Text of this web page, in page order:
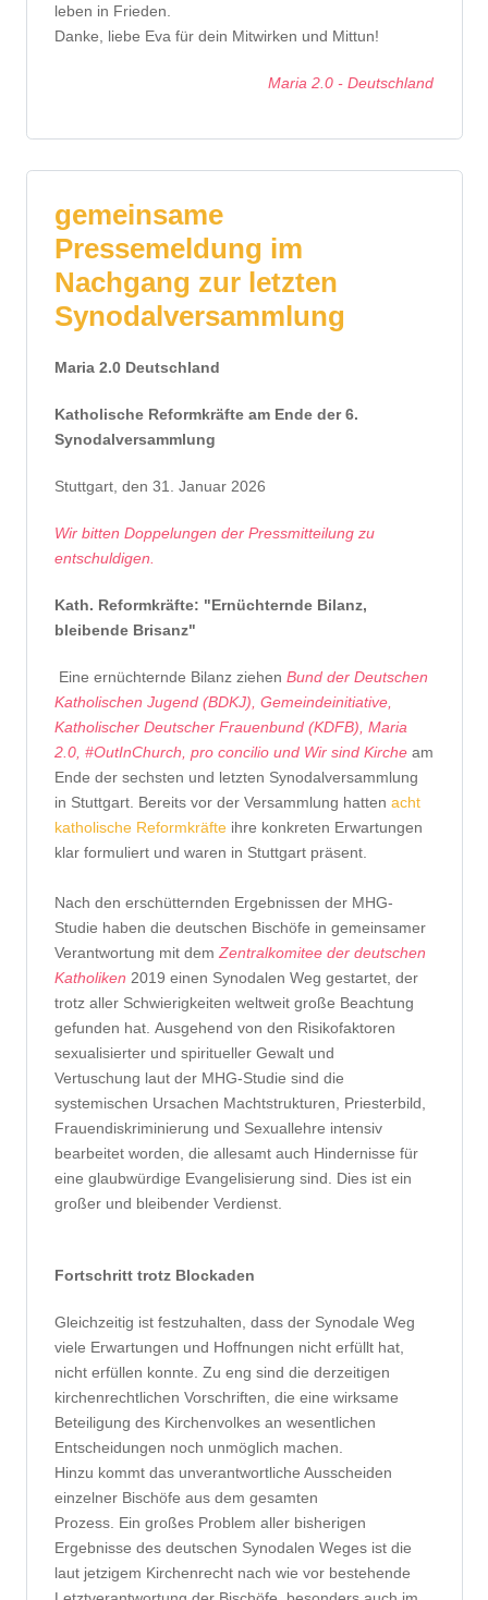
leben in Frieden.
Danke, liebe Eva für dein Mitwirken und Mittun!
Maria 2.0 - Deutschland
gemeinsame
Pressemeldung im
Nachgang zur letzten
Synodalversammlung
Maria 2.0 Deutschland
Katholische Reformkräfte am Ende der 6.
Synodalversammlung
Stuttgart, den 31. Januar 2026
Wir bitten Doppelungen der Pressmitteilung zu
entschuldigen.
Kath. Reformkräfte: "Ernüchternde Bilanz,
bleibende Brisanz"
Eine ernüchternde Bilanz ziehen Bund der Deutschen
Katholischen Jugend (BDKJ), Gemeindeinitiative,
Katholischer Deutscher Frauenbund (KDFB), Maria
2.0, #OutInChurch, pro concilio und Wir sind Kirche am
Ende der sechsten und letzten Synodalversammlung
in Stuttgart. Bereits vor der Versammlung hatten acht
katholische Reformkräfteihre konkreten Erwartungen
klar formuliert und waren in Stuttgart präsent.
Nach den erschütternden Ergebnissen der MHG-
Studie haben die deutschen Bischöfe in gemeinsamer
Verantwortung mit dem Zentralkomitee der deutschen
Katholiken 2019 einen Synodalen Weg gestartet, der
trotz aller Schwierigkeiten weltweit große Beachtung
gefunden hat. Ausgehend von den Risikofaktoren
sexualisierter und spiritueller Gewalt und
Vertuschung laut der MHG-Studie sind die
systemischen Ursachen Machtstrukturen, Priesterbild,
Frauendiskriminierung und Sexuallehre intensiv
bearbeitet worden, die allesamt auch Hindernisse für
eine glaubwürdige Evangelisierung sind. Dies ist ein
großer und bleibender Verdienst.
Fortschritt trotz Blockaden
Gleichzeitig ist festzuhalten, dass der Synodale Weg
viele Erwartungen und Hoffnungen nicht erfüllt hat,
nicht erfüllen konnte. Zu eng sind die derzeitigen
kirchenrechtlichen Vorschriften, die eine wirksame
Beteiligung des Kirchenvolkes an wesentlichen
Entscheidungen noch unmöglich machen.
Hinzu kommt das unverantwortliche Ausscheiden
einzelner Bischöfe aus dem gesamten
Prozess. Ein großes Problem aller bisherigen
Ergebnisse des deutschen Synodalen Weges ist die
laut jetzigem Kirchenrecht nach wie vor bestehende